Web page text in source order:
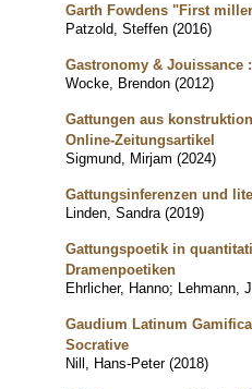
Garth Fowdens "First
Patzold, Steffen (2016)
Gastronomy &
Wocke, Brendon (2012)
Gattungen aus
Online-Zeitungsartikel
Sigmund, Mirjam (2024)
Gattungsinferenzen und
Linden, Sandra (2019)
Gattungspoetik in
Dramenpoetiken
Ehrlicher, Hanno; Lehmann,
Gaudium Latinum
Socrative
Nill, Hans-Peter (2018)